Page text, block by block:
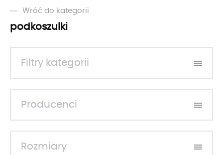
Wróć do kategorii
podkoszulki
Filtry kategorii
Producenci
Rozmiary